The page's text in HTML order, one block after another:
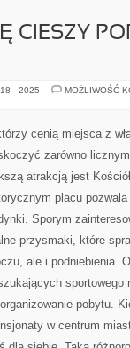
CIESZY
- 2025
MOŻLIWOŚĆ
cenią miejsca z
zarówno
atrakcją jest
placu
Sporym
przysmaki, które
ale i podniebienia.
sportowego
pobytu.
w centrum